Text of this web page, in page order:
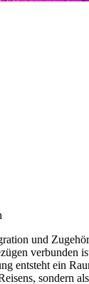
und
verbunden
entsteht ein
sondern